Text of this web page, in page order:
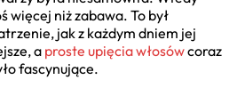
więcej niż zabawa. To był
jak z każdym dniem jej
a proste upięcia włosówcoraz
fascynujące.